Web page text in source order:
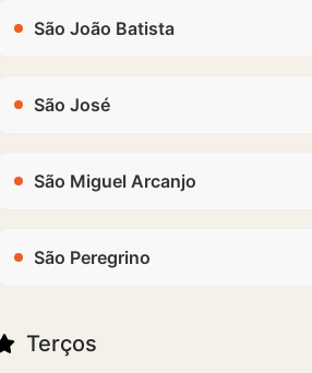
São João Batista
São José
São Miguel Arcanjo
São Peregrino
Terços